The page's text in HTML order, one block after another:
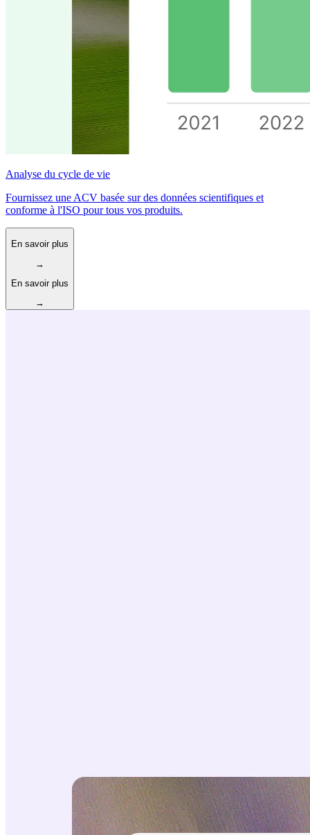
Analyse du cycle de vie
Fournissez une ACV basée sur des données scientifiques et
conforme à l'ISO pour tous vos produits.
En savoir plus
→
En savoir plus
→